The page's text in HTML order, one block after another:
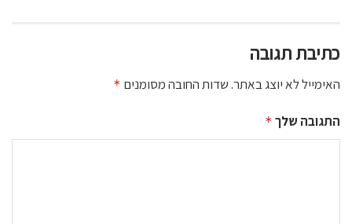
כתיבת תגובה
האימייל לא יוצג באתר.שדות החובה מסומנים *
התגובה שלך *